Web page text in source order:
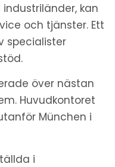
kan
och tjänster. Ett
specialister
över nästan
Huvudkontoret
München i
i